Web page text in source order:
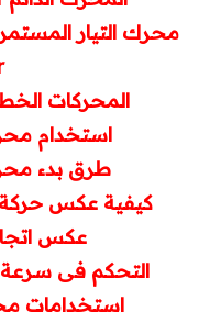
محرك التيار
المحركات
استخدام
طرق بدء
كيفية عكس حركة
عكس
التحكم فى سرعة
استخدامات